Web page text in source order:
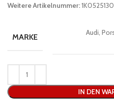
Weitere Artikelnummer:
MARKE
Audi,
IN DEN